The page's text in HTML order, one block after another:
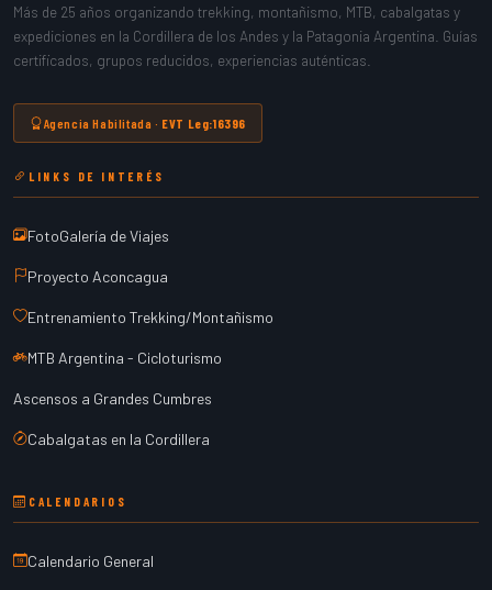
Más de 25 años organizando trekking, montañismo, MTB, cabalgatas y
expediciones en la Cordillera de los Andes y la Patagonia Argentina. Guías
certificados, grupos reducidos, experiencias auténticas.
Agencia Habilitada · EVT Leg:16396
LINKS DE INTERÉS
FotoGalería de Viajes
Proyecto Aconcagua
Entrenamiento Trekking/Montañismo
MTB Argentina - Cicloturismo
Ascensos a Grandes Cumbres
Cabalgatas en la Cordillera
CALENDARIOS
Calendario General